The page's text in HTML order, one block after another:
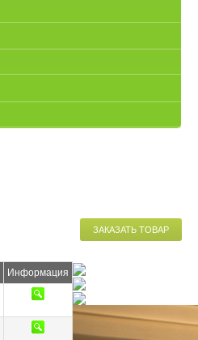
ЗАКАЗАТЬ ТОВАР
Информация